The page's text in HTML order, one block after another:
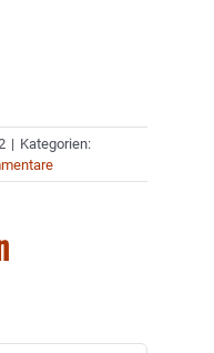
| Kategorien: